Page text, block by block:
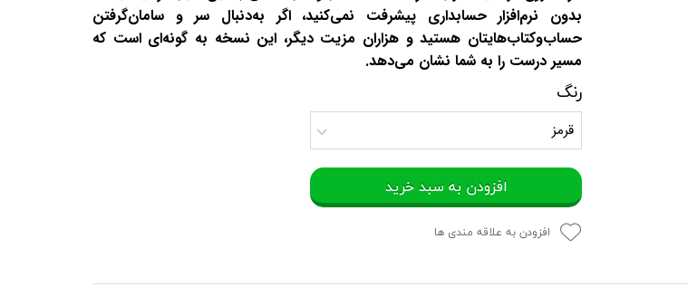
بدون نرم‌افزار حسابداری پیشرفت نمی‌کنید، اگر به‌دنبال سر و سامان‌گرفتن
حساب‌وکتاب‌هایتان هستید و هزاران مزیت دیگر، این نسخه‌ به گونه‌ای است که
مسیر درست را به شما نشان می‌دهد.
رنگ
قرمز
افزودن به سبد خرید
افزودن به علاقه مندی ها